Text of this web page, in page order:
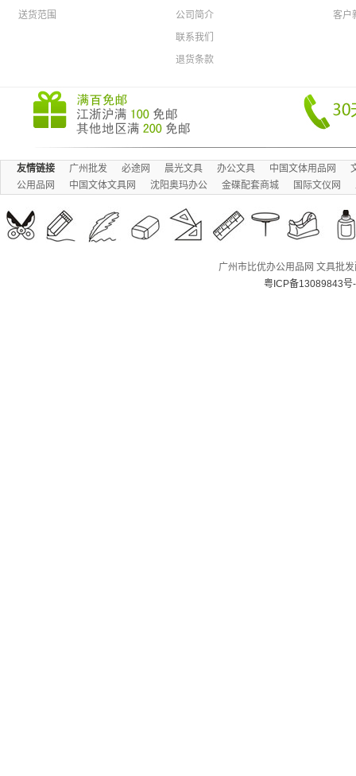
送货范围
公司简介
联系我们
退货条款
客户
友情链接 广州批发 必途网 晨光文具 办公文具 中国文体用品网
公用品网
中国文体文具网 沈阳奥玛办公 金碟配套商城 国际文仪网
广州市比优办公用品网 文具批
粤ICP备13089843号